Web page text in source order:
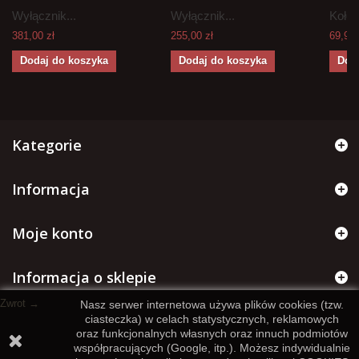
Wyłącznik...
381,00 zł
Dodaj do koszyka
Wyłącznik...
255,00 zł
Dodaj do koszyka
69,90
Kategorie
Informacja
Moje konto
Informacja o sklepie
Nasz serwer internetowa używa plików cookies (tzw.
ciasteczka) w celach statystycznych, reklamowych
oraz funkcjonalnych własnych oraz innuch podmiotów
współpracujących (Google, itp.). Możesz indywidualnie
Zwrot →